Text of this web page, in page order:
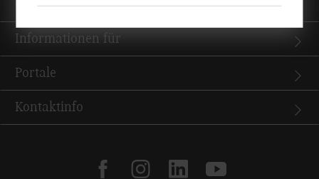
Quicklinks
Informationen für
Portale
Kontaktinfo
facebookinstagramlinkedinyoutube